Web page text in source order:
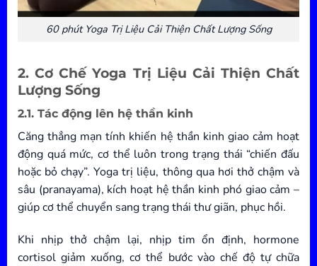
60 phút Yoga Trị Liệu Cải Thiện Chất Lượng Sống
2. Cơ Chế Yoga Trị Liệu Cải Thiện Chất
Lượng Sống
2.1. Tác động lên hệ thần kinh
Căng thẳng mạn tính khiến hệ thần kinh giao cảm hoạt
động quá mức, cơ thể luôn trong trạng thái “chiến đấu
hoặc bỏ chạy”. Yoga trị liệu, thông qua hơi thở chậm và
sâu (pranayama), kích hoạt hệ thần kinh phó giao cảm –
giúp cơ thể chuyển sang trạng thái thư giãn, phục hồi.
Khi nhịp thở chậm lại, nhịp tim ổn định, hormone
cortisol giảm xuống, cơ thể bước vào chế độ tự chữa